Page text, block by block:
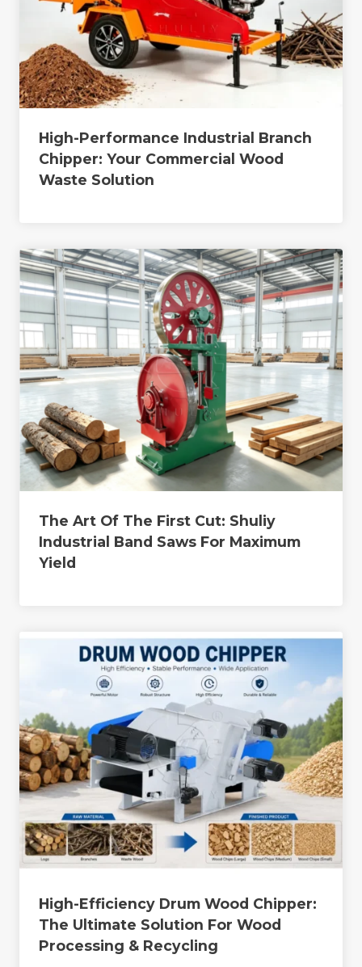
High-Performance Industrial Branch
Chipper: Your Commercial Wood
Waste Solution
The Art Of The First Cut: Shuliy
Industrial Band Saws For Maximum
Yield
High-Efficiency Drum Wood Chipper:
The Ultimate Solution For Wood
Processing & Recycling